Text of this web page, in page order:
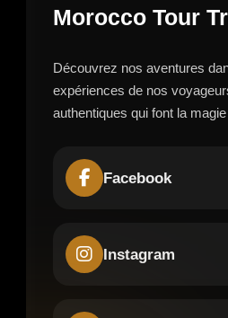
Morocco Tour
Découvrez nos aventures
expériences de nos
authentiques qui font la
Facebook
Instagram